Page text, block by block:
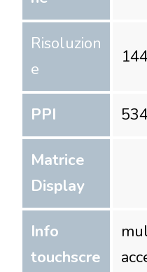
Risoluzion
e
PPI
Matrice
Display
Info
touchscre